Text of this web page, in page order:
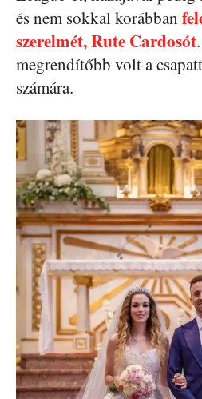
és nem sokkal korábban
szerelmét, Rute Cardosót
megrendítőbb volt a
számára.